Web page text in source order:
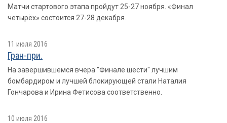
Матчи стартового этапа пройдут 25-27 ноября. «Финал
четырёх» состоится 27-28 декабря.
11 июля 2016
Гран-при.
На завершившемся вчера "Финале шести" лучшим
бомбардиром и лучшей блокирующей стали Наталия
Гончарова и Ирина Фетисова соответственно.
10 июля 2016